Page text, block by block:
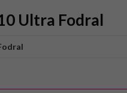
Ultra Fodral